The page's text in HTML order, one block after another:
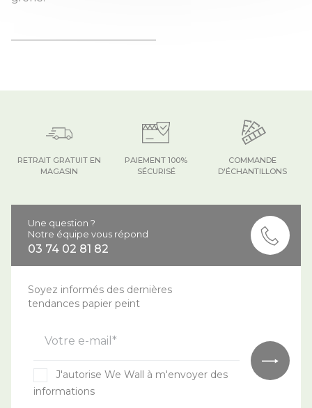
COMMANDE
D'ÉCHANTILLONS
PAIEMENT 100%
SÉCURISÉ
RETRAIT GRATUIT EN
MAGASIN
Une question ?
Notre équipe vous répond
03 74 02 81 82
Soyez informés des dernières
tendances papier peint
Votre e-mail*
J'autorise We Wall à m'envoyer des
informations